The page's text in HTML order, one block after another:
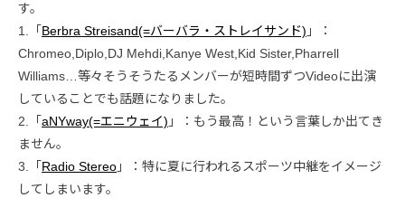
す。
1.「 Berbra Streisand(=バーバラ・ストレイサンド) 」：
Chromeo,Diplo,DJ Mehdi,Kanye West,Kid Sister,Pharrell
Williams…等々そうそうたるメンバーが短時間ずつVideoに出演
していることでも話題になりました。
2.「 aNYway(=エニウェイ) 」：もう最高！という言葉しか出てき
ません。
3.「 Radio Stereo 」：特に夏に行われるスポーツ中継をイメージ
してしまいます。